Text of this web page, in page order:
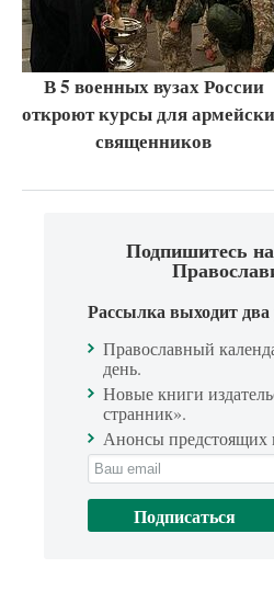
В 5 военных вузах России
откроют курсы для
священников
Подпишитесь
Рассылка выходит два
Православный
день.
Новые книги
странник».
Анонсы предстоящих